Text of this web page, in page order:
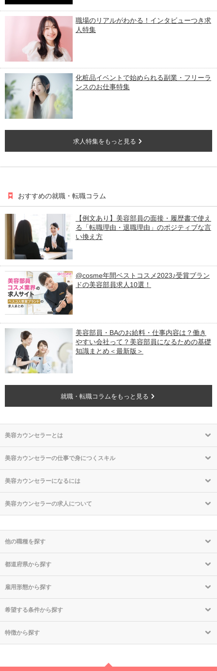
職場のリアルがわかる！インタビューつき求
人特集
化粧品イベントで始められる副業・フリーラ
ンスのお仕事特集
求人特集をもっと見る
おすすめの就職・転職コラム
【例文あり】美容部員の面接・履歴書で使え
る「転職理由・退職理由」のポジティブな言
い換え方
@cosme年間ベストコスメ2023♪受賞ブラン
ドの美容部員求人10選！
美容部員・BAのお給料・仕事内容は？働き
やすい会社って？美容部員になるための基礎
知識まとめ＜最新版＞
就職・転職コラムをもっと見る
美容カウンセラーとは
美容カウンセラーの仕事で身につくスキル
美容カウンセラーになるには
美容カウンセラーの求人について
他の職種を探す
都道府県から探す
雇用形態から探す
希望する条件から探す
特徴から探す